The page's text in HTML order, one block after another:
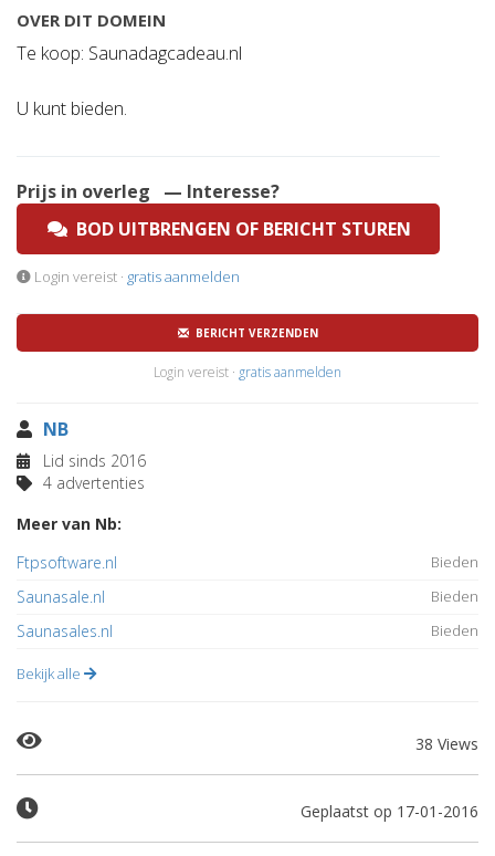
OVER DIT DOMEIN
Te koop: Saunadagcadeau.nl
U kunt bieden.
Prijs in overleg
— Interesse?
BOD UITBRENGEN OF BERICHT STUREN
Login vereist · gratis aanmelden
BERICHT VERZENDEN
Login vereist · gratis aanmelden
NB
Lid sinds 2016
4 advertenties
Meer van Nb:
Ftpsoftware.nl
Bieden
Saunasale.nl Bieden
Saunasales.nl Bieden
Bekijk alle
38 Views
Geplaatst op 17-01-2016